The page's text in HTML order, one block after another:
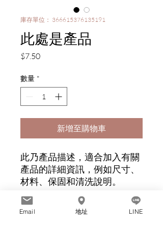
庫存單位： 366615376135191
此處是產品
$7.50價
數量 *
新增至購物車
此乃產品描述，適合加入有關
產品的詳細資訊，例如尺寸、
材料、保固和清洗說明。
產品資訊
Email 地址 LINE